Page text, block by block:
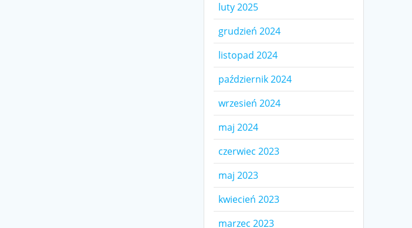
luty 2025
grudzień 2024
listopad 2024
październik 2024
wrzesień 2024
maj 2024
czerwiec 2023
maj 2023
kwiecień 2023
marzec 2023